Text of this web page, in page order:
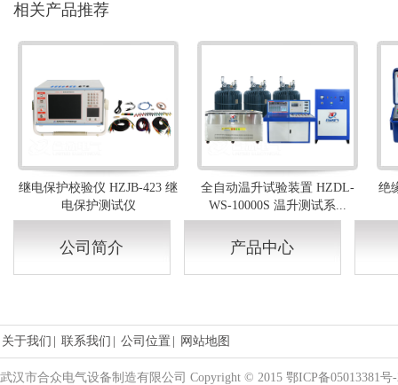
相关产品推荐
继电保护校验仪 HZJB-423 继
电保护测试仪
全自动温升试验装置 HZDL-
WS-10000S 温升测试系...
绝
公司简介 产品中心
关于我们 联系我们 公司位置 网站地图
武汉市合众电气设备制造有限公司 Copyright © 2015 鄂ICP备05013381号